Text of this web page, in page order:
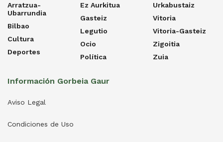
Arratzua-
Ubarrundia
Bilbao
Cultura
Deportes
Ez Aurkitua
Gasteiz
Legutio
Ocio
Política
Urkabustaiz
Vitoria
Vitoria-Gasteiz
Zigoitia
Zuia
Información Gorbeia Gaur
Aviso Legal
Condiciones de Uso